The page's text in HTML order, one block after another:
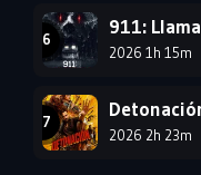
911:
2026 1h 15m
2026 2h 23m